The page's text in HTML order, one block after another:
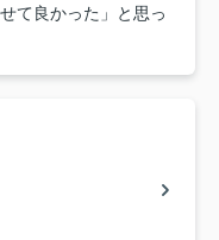
て良かった」と思っ